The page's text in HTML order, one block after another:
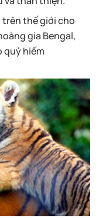
trên thế giới cho
gia Bengal,
quý hiếm